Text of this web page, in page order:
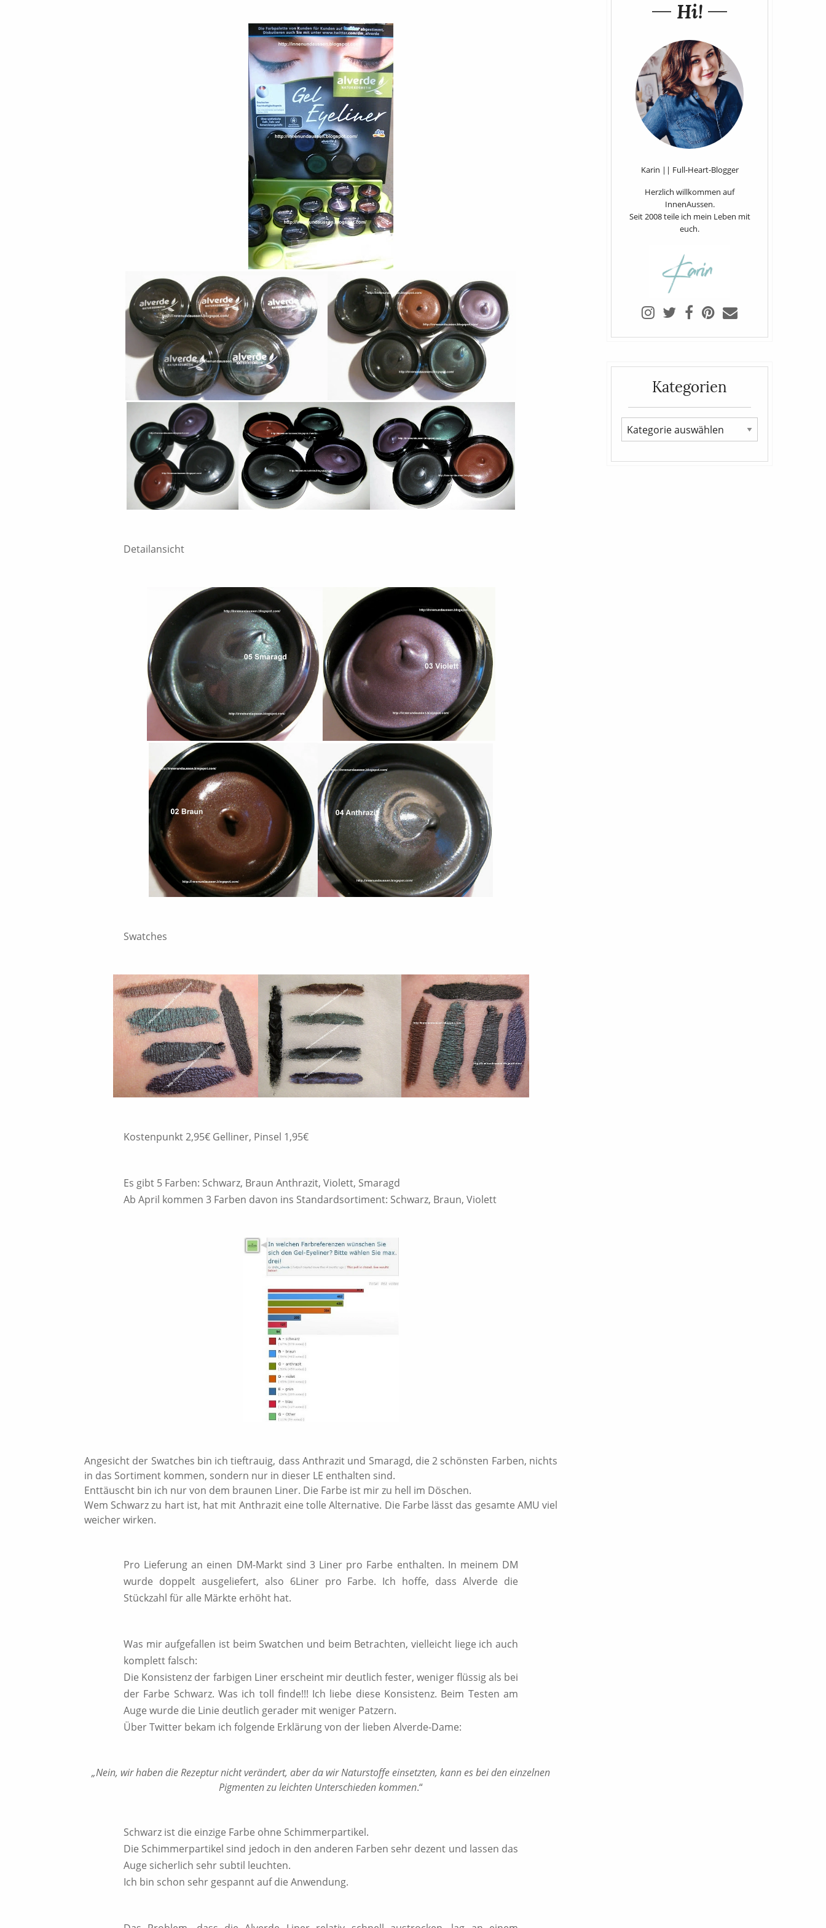
Detailansicht
Swatches
Kostenpunkt 2,95€ Gelliner, Pinsel 1,95€
Es gibt 5 Farben: Schwarz, Braun Anthrazit, Violett, Smaragd
Ab April kommen 3 Farben davon ins Standardsortiment: Schwarz, Braun, Violett
Angesicht der Swatches bin ich tieftrauig, dass Anthrazit und Smaragd, die 2 schönsten Farben, nichts
in das Sortiment kommen, sondern nur in dieser LE enthalten sind.
Enttäuscht bin ich nur von dem braunen Liner. Die Farbe ist mir zu hell im Döschen.
Wem Schwarz zu hart ist, hat mit Anthrazit eine tolle Alternative. Die Farbe lässt das gesamte AMU viel
weicher wirken.
Pro Lieferung an einen DM-Markt sind 3 Liner pro Farbe enthalten. In meinem DM
wurde doppelt ausgeliefert, also 6Liner pro Farbe. Ich hoffe, dass Alverde die
Stückzahl für alle Märkte erhöht hat.
Was mir aufgefallen ist beim Swatchen und beim Betrachten, vielleicht liege ich auch
komplett falsch:
Die Konsistenz der farbigen Liner erscheint mir deutlich fester, weniger flüssig als bei
der Farbe Schwarz. Was ich toll finde!!! Ich liebe diese Konsistenz. Beim Testen am
Auge wurde die Linie deutlich gerader mit weniger Patzern.
Über Twitter bekam ich folgende Erklärung von der lieben Alverde-Dame:
„Nein, wir haben die Rezeptur nicht verändert, aber da wir Naturstoffe einsetzten, kann es bei den einzelnen
Pigmenten zu leichten Unterschieden kommen.“
Schwarz ist die einzige Farbe ohne Schimmerpartikel.
Die Schimmerpartikel sind jedoch in den anderen Farben sehr dezent und lassen das
Auge sicherlich sehr subtil leuchten.
Ich bin schon sehr gespannt auf die Anwendung.
Hi!
Karin || Full-Heart-Blogger
Herzlich willkommen auf
InnenAussen.
Seit 2008 teile ich mein Leben mit
euch.
Kategorien